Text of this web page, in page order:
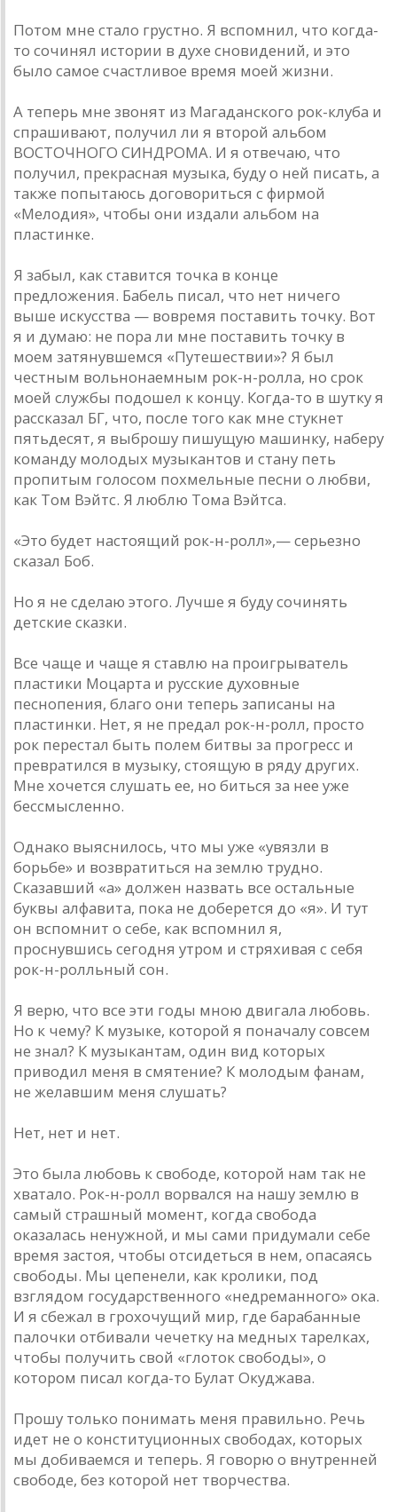
Потом мне стало грустно. Я вспомнил, что когда-
то сочинял истории в духе сновидений, и это
было самое счастливое время моей жизни.
А теперь мне звонят из Магаданского рок-клуба и
спрашивают, получил ли я второй альбом
ВОСТОЧНОГО СИНДРОМА. И я отвечаю, что
получил, прекрасная музыка, буду о ней писать, а
также попытаюсь договориться с фирмой
«Мелодия», чтобы они издали альбом на
пластинке.
Я забыл, как ставится точка в конце
предложения. Бабель писал, что нет ничего
выше искусства — вовремя поставить точку. Вот
я и думаю: не пора ли мне поставить точку в
моем затянувшемся «Путешествии»? Я был
честным вольнонаемным рок-н-ролла, но срок
моей службы подошел к концу. Когда-то в шутку я
рассказал БГ, что, после того как мне стукнет
пятьдесят, я выброшу пишущую машинку, наберу
команду молодых музыкантов и стану петь
пропитым голосом похмельные песни о любви,
как Том Вэйтс. Я люблю Тома Вэйтса.
«Это будет настоящий рок-н-ролл»,— серьезно
сказал Боб.
Но я не сделаю этого. Лучше я буду сочинять
детские сказки.
Все чаще и чаще я ставлю на проигрыватель
пластики Моцарта и русские духовные
песнопения, благо они теперь записаны на
пластинки. Нет, я не предал рок-н-ролл, просто
рок перестал быть полем битвы за прогресс и
превратился в музыку, стоящую в ряду других.
Мне хочется слушать ее, но биться за нее уже
бессмысленно.
Однако выяснилось, что мы уже «увязли в
борьбе» и возвратиться на землю трудно.
Сказавший «а» должен назвать все остальные
буквы алфавита, пока не доберется до «я». И тут
он вспомнит о себе, как вспомнил я,
проснувшись сегодня утром и стряхивая с себя
рок-н-ролльный сон.
Я верю, что все эти годы мною двигала любовь.
Но к чему? К музыке, которой я поначалу совсем
не знал? К музыкантам, один вид которых
приводил меня в смятение? К молодым фанам,
не желавшим меня слушать?
Нет, нет и нет.
Это была любовь к свободе, которой нам так не
хватало. Рок-н-ролл ворвался на нашу землю в
самый страшный момент, когда свобода
оказалась ненужной, и мы сами придумали себе
время застоя, чтобы отсидеться в нем, опасаясь
свободы. Мы цепенели, как кролики, под
взглядом государственного «недреманного» ока.
И я сбежал в грохочущий мир, где барабанные
палочки отбивали чечетку на медных тарелках,
чтобы получить свой «глоток свободы», о
котором писал когда-то Булат Окуджава.
Прошу только понимать меня правильно. Речь
идет не о конституционных свободах, которых
мы добиваемся и теперь. Я говорю о внутренней
свободе, без которой нет творчества.